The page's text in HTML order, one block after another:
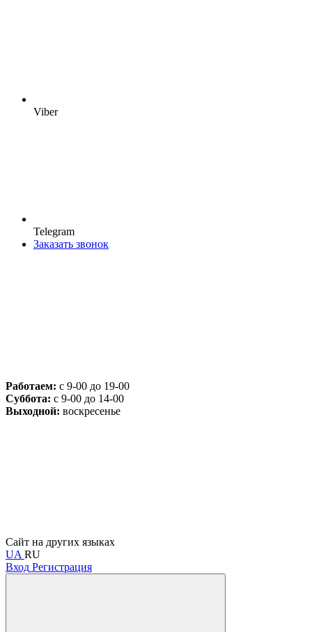
Viber
Telegram
Заказать звонок
Работаем: с 9-00 до 19-00
Суббота: с 9-00 до 14-00
Выходной: воскресенье
Сайт на других языках
UA RU
Вход Регистрация